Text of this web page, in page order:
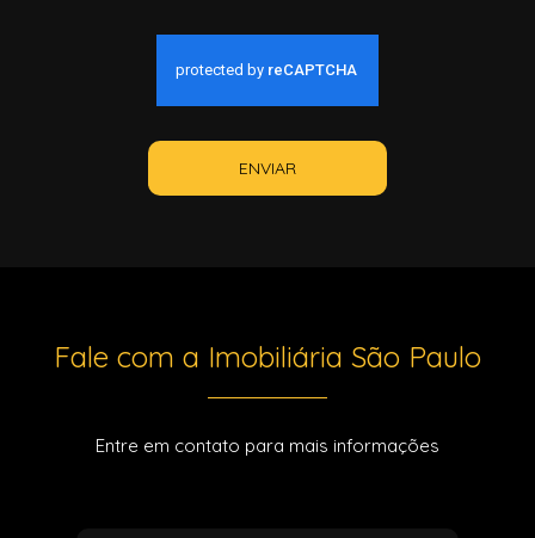
ENVIAR
Fale com a Imobiliária São Paulo
Entre em contato para mais informações